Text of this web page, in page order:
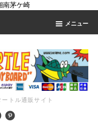
南茅ケ崎
メニュー
トル通販サイト